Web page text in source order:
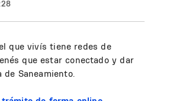
que vivís tiene redes de
que estar conectado y dar
de Saneamiento.